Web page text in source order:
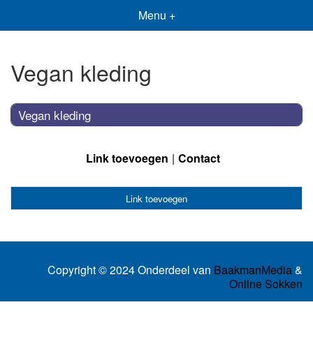
Menu +
Vegan kleding
Vegan kleding
Link toevoegen Contact
Link toevoegen
Copyright © 2024 Onderdeel van BaakmanMedia&
Online Sokken